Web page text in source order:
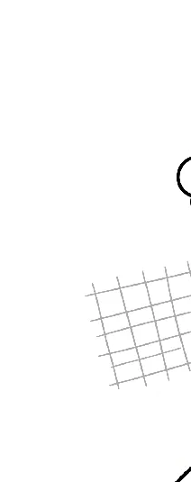
3. 他社の生々しい失
ユースケース（１）
間開発を統制した「大
ユースケース（２）
善を成し遂げた「マツ
リックソフトが支援する
散らばったツールを
テストまでを一本の線
エンタープライズ対
最適なALMツールの選定
お任せください